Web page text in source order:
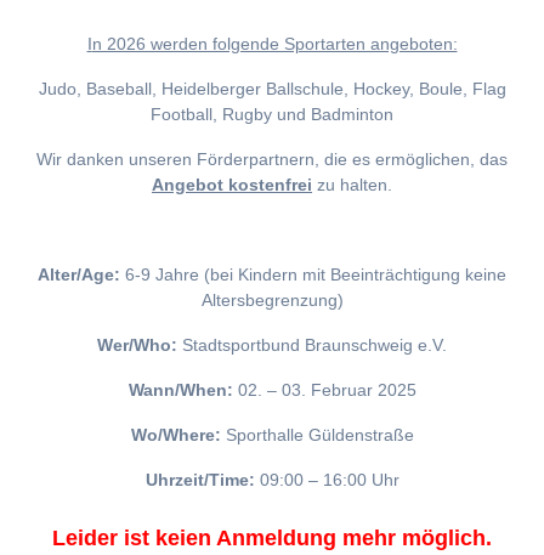
In 2026 werden folgende Sportarten angeboten:
Judo, Baseball, Heidelberger Ballschule, Hockey, Boule, Flag
Football, Rugby und Badminton
Wir danken unseren Förderpartnern, die es ermöglichen, das
Angebot kostenfrei zu halten.
Alter/Age: 6-9 Jahre (bei Kindern mit Beeinträchtigung keine
Altersbegrenzung)
Wer/Who: Stadtsportbund Braunschweig e.V.
Wann/When: 02. – 03. Februar 2025
Wo/Where: Sporthalle Güldenstraße
Uhrzeit/Time: 09:00 – 16:00 Uhr
Leider ist keien Anmeldung mehr möglich.